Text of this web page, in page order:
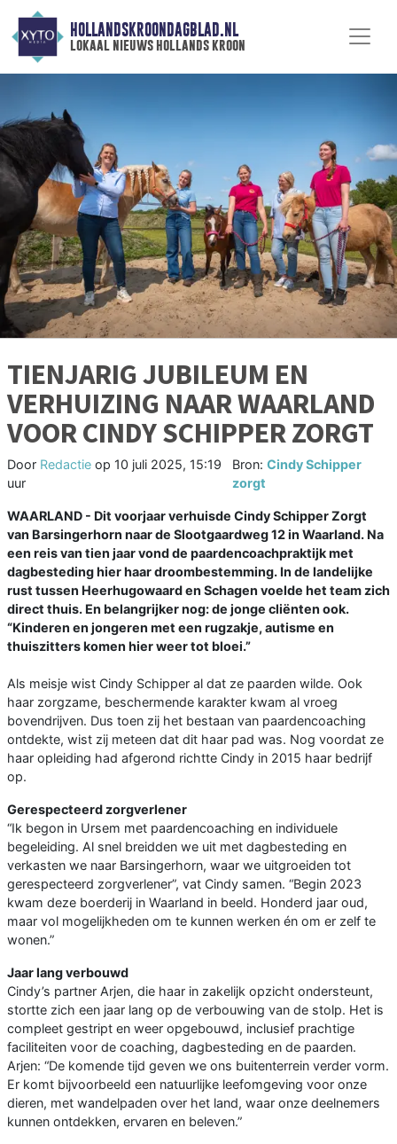
HOLLANDSKROONDAGBLAD.NL
lokaal nieuws hollands kroon
TIENJARIG JUBILEUM EN
VERHUIZING NAAR WAARLAND
VOOR CINDY SCHIPPER ZORGT
Door Redactie op 10 juli 2025, 15:19
uur
Bron:Cindy Schipper
zorgt
WAARLAND - Dit voorjaar verhuisde Cindy Schipper Zorgt
van Barsingerhorn naar de Slootgaardweg 12 in Waarland. Na
een reis van tien jaar vond de paardencoachpraktijk met
dagbesteding hier haar droombestemming. In de landelijke
rust tussen Heerhugowaard en Schagen voelde het team zich
direct thuis. En belangrijker nog: de jonge cliënten ook.
“Kinderen en jongeren met een rugzakje, autisme en
thuiszitters komen hier weer tot bloei.”
Als meisje wist Cindy Schipper al dat ze paarden wilde. Ook
haar zorgzame, beschermende karakter kwam al vroeg
bovendrijven. Dus toen zij het bestaan van paardencoaching
ontdekte, wist zij meteen dat dit haar pad was. Nog voordat ze
haar opleiding had afgerond richtte Cindy in 2015 haar bedrijf
op.
Gerespecteerd zorgverlener
“Ik begon in Ursem met paardencoaching en individuele
begeleiding. Al snel breidden we uit met dagbesteding en
verkasten we naar Barsingerhorn, waar we uitgroeiden tot
gerespecteerd zorgverlener”, vat Cindy samen. “Begin 2023
kwam deze boerderij in Waarland in beeld. Honderd jaar oud,
maar vol mogelijkheden om te kunnen werken én om er zelf te
wonen.”
Jaar lang verbouwd
Cindy’s partner Arjen, die haar in zakelijk opzicht ondersteunt,
stortte zich een jaar lang op de verbouwing van de stolp. Het is
compleet gestript en weer opgebouwd, inclusief prachtige
faciliteiten voor de coaching, dagbesteding en de paarden.
Arjen: “De komende tijd geven we ons buitenterrein verder vorm.
Er komt bijvoorbeeld een natuurlijke leefomgeving voor onze
dieren, met wandelpaden over het land, waar onze deelnemers
kunnen ontdekken, ervaren en beleven.”